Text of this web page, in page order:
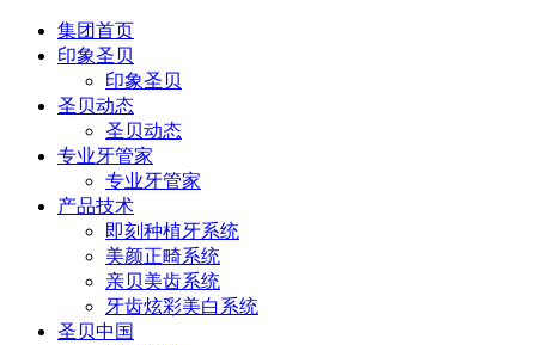
集团首页
印象圣贝
印象圣贝
圣贝动态
圣贝动态
专业牙管家
专业牙管家
产品技术
即刻种植牙系统
美颜正畸系统
亲贝美齿系统
牙齿炫彩美白系统
圣贝中国